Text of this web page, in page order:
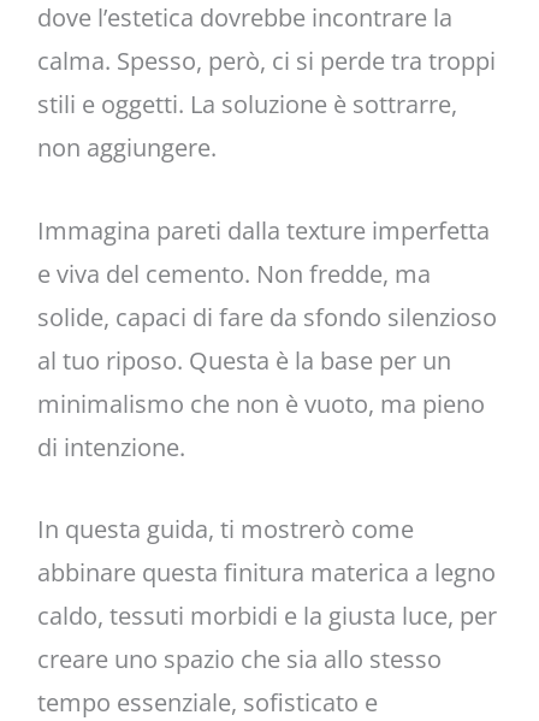
dove l’estetica dovrebbe incontrare la
calma. Spesso, però, ci si perde tra troppi
stili e oggetti. La soluzione è sottrarre,
non aggiungere.
Immagina pareti dalla texture imperfetta
e viva del cemento. Non fredde, ma
solide, capaci di fare da sfondo silenzioso
al tuo riposo. Questa è la base per un
minimalismo che non è vuoto, ma pieno
di intenzione.
In questa guida, ti mostrerò come
abbinare questa finitura materica a legno
caldo, tessuti morbidi e la giusta luce, per
creare uno spazio che sia allo stesso
tempo essenziale, sofisticato e